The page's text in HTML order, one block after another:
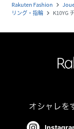
Rakuten Fashion navigate_next
リング・指輪 navigate_next K10YG